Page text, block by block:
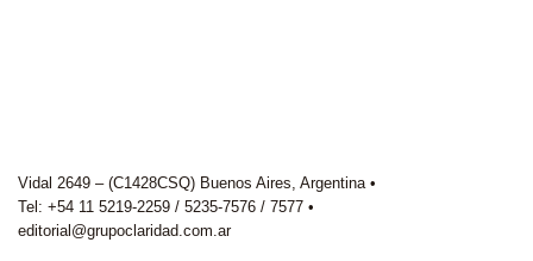
Vidal 2649 – (C1428CSQ) Buenos Aires, Argentina •
Tel: +54 11 5219-2259 / 5235-7576 / 7577 •
editorial@grupoclaridad.com.ar